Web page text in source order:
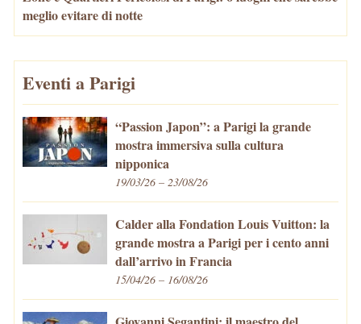
meglio evitare di notte
Eventi a Parigi
“Passion Japon”: a Parigi la grande
mostra immersiva sulla cultura
nipponica
19/03/26 – 23/08/26
Calder alla Fondation Louis Vuitton: la
grande mostra a Parigi per i cento anni
dall’arrivo in Francia
15/04/26 – 16/08/26